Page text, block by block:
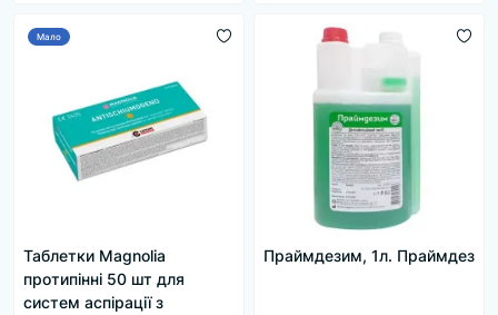
Мало
Таблетки Magnolia
протипінні 50 шт для
систем аспірації з
Праймдезим, 1л. Праймдез